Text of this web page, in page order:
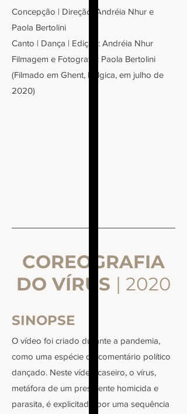
Concepção | Direção: Andréia Nhur e
Paola Bertolini
Canto | Dança | Edição: Andréia Nhur
Filmagem e Fotografia: Paola Bertolini
(Filmado em Ghent, Bélgica, em julho de
2020)
COREOGRAFIA
DO VÍRUS | 2020
SINOPSE
O vídeo foi criado durante a pandemia,
como uma espécie de comentário político
dançado. Neste vídeo caseiro, o vírus,
metáfora de um presidente homicida e
parasita, é explicitado por uma sequência